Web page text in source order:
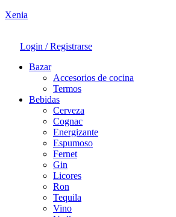
Xenia
Login / Registrarse
Bazar
Accesorios de cocina
Termos
Bebidas
Cerveza
Cognac
Energizante
Espumoso
Fernet
Gin
Licores
Ron
Tequila
Vino